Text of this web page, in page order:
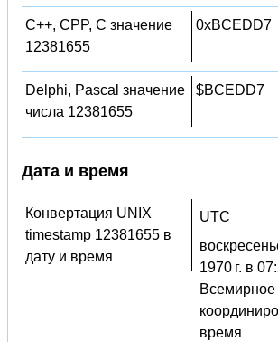
C++, CPP, C значение
12381655
0xBCEDD7
Delphi, Pascal значение
числа 12381655
$BCEDD7
Дата и время
Конвертация UNIX
timestamp 12381655 в
дату и время
UTC
1970 г. в
Всемирное
время